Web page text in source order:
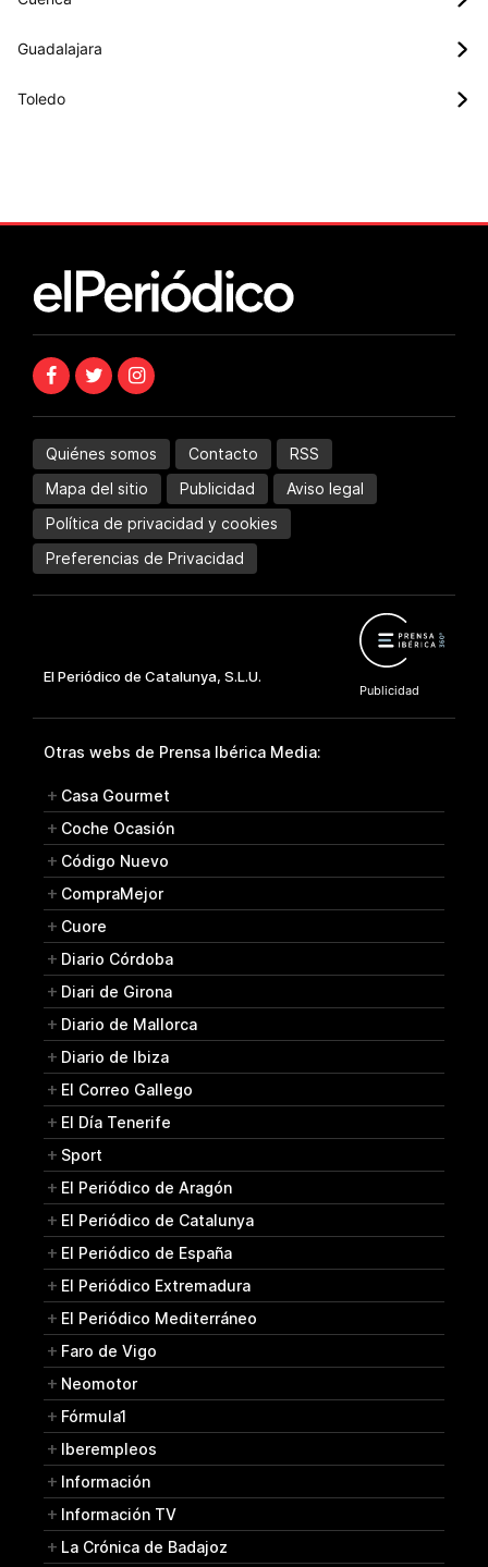
Guadalajara
Toledo
Quiénes somos Contacto
RSS
Mapa del sitio
Publicidad
Aviso legal
Política de privacidad y cookies
Preferencias de Privacidad
Otras webs de Prensa Ibérica Media:
Casa Gourmet
Coche Ocasión
Código Nuevo
CompraMejor
Cuore
Diario Córdoba
Diari de Girona
Diario de Mallorca
Diario de Ibiza
El Correo Gallego
El Día Tenerife
Sport
El Periódico de Aragón
El Periódico de Catalunya
El Periódico de España
El Periódico Extremadura
El Periódico Mediterráneo
Faro de Vigo
Neomotor
Fórmula1
Iberempleos
Información
Información TV
La Crónica de Badajoz